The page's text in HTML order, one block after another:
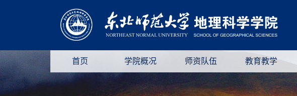
首页 学院概况 师资队伍 教育教学